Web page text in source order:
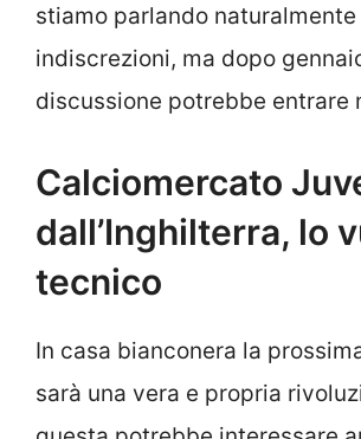
stiamo parlando naturalmente
indiscrezioni, ma dopo
discussione potrebbe entrare
Calciomercato
dall’Inghilterra, lo
tecnico
In casa bianconera la
sarà una vera e propria